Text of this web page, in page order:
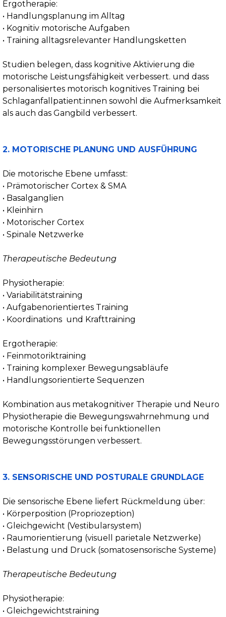
Ergotherapie:
• Handlungsplanung im Alltag
• Kognitiv motorische Aufgaben
• Training alltagsrelevanter Handlungsketten
Studien belegen, dass kognitive Aktivierung die
motorische Leistungsfähigkeit verbessert. und dass
personalisiertes motorisch kognitives Training bei
Schlaganfallpatient:innen sowohl die Aufmerksamkeit
als auch das Gangbild verbessert.
2. MOTORISCHE PLANUNG UND AUSFÜHRUNG
Die motorische Ebene umfasst:
• Prämotorischer Cortex & SMA
• Basalganglien
• Kleinhirn
• Motorischer Cortex
• Spinale Netzwerke
Therapeutische Bedeutung
Physiotherapie:
• Variabilitätstraining
• Aufgabenorientiertes Training
• Koordinations und Krafttraining
Ergotherapie:
• Feinmotoriktraining
• Training komplexer Bewegungsabläufe
• Handlungsorientierte Sequenzen
Kombination aus metakognitiver Therapie und Neuro
Physiotherapie die Bewegungswahrnehmung und
motorische Kontrolle bei funktionellen
Bewegungsstörungen verbessert.
3. SENSORISCHE UND POSTURALE GRUNDLAGE
Die sensorische Ebene liefert Rückmeldung über:
• Körperposition (Propriozeption)
• Gleichgewicht (Vestibularsystem)
• Raumorientierung (visuell parietale Netzwerke)
• Belastung und Druck (somatosensorische Systeme)
Therapeutische Bedeutung
Physiotherapie:
• Gleichgewichtstraining